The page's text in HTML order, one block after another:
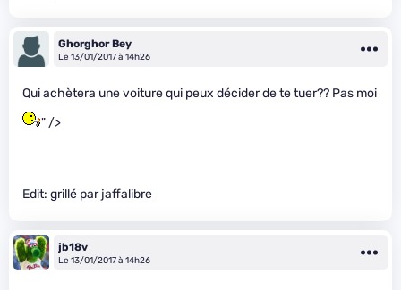
Ghorghor Bey
Le 13/01/2017 à 14h26
Qui achètera une voiture qui peux décider de te tuer?? Pas moi
" />
Edit: grillé par jaffalibre
jb18v
Le 13/01/2017 à 14h26